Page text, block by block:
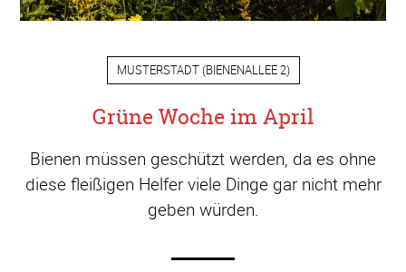
MUSTERSTADT(BIENENALLEE 2)
Grüne Woche im April
Bienen müssen geschützt werden, da es ohne
diese fleißigen Helfer viele Dinge gar nicht mehr
geben würden.